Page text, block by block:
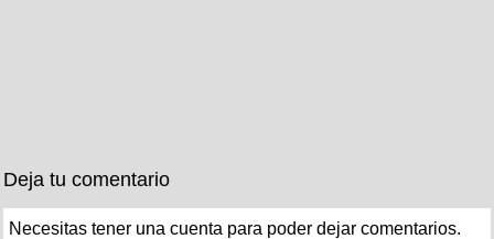
Deja tu comentario
Necesitas tener una cuenta para poder dejar comentarios.